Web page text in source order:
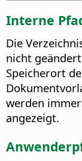
Interne
Die
nicht
Speicherort
werden
angezeigt.